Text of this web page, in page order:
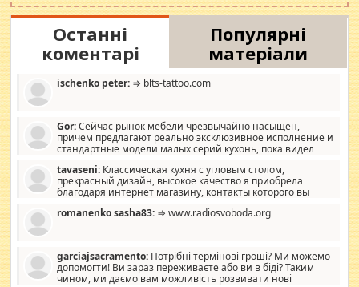
Останні
коментарі
Популярні
матеріали
ischenko peter: ⇒ blts-tattoo.com
Gor:Сейчас рынок мебели чрезвычайно насыщен,
причем предлагают реально эксклюзивное исполнение и
стандартные модели малых серий кухонь, пока видел
стандартные формы, в MebelOk, креативненько и что главное -
со вкусом все в порядке, без ненужных наворотов удорожающих
мебель, а это не последний фактор.
tavaseni: Классическая кухня с угловым столом,
прекрасный дизайн, высокое качество я приобрела
благодаря интернет магазину, контакты которого вы
romanenko sasha83: ⇒ www.radiosvoboda.org
garciajsacramento: Потрібні термінові гроші? Ми можемо
допомогти! Ви зараз переживаєте або ви в біді? Таким
чином, ми даємо вам можливість розвивати нові